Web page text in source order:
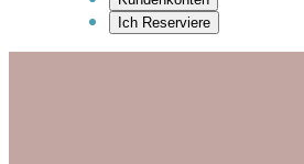
Ich Reserviere